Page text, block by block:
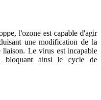
l'ozone est capable d'agir
une modification de la
Le virus est incapable
bloquant ainsi le cycle de